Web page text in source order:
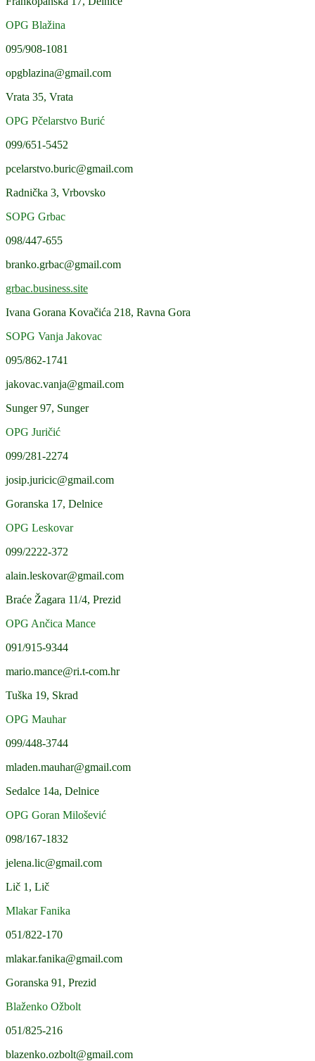
OPG Blažina
095/908-1081
opgblazina@gmail.com
Vrata 35, Vrata
OPG Pčelarstvo Burić
099/651-5452
pcelarstvo.buric@gmail.com
Radnička 3, Vrbovsko
SOPG Grbac
098/447-655
branko.grbac@gmail.com
grbac.business.site
Ivana Gorana Kovačića 218, Ravna Gora
SOPG Vanja Jakovac
095/862-1741
jakovac.vanja@gmail.com
Sunger 97, Sunger
OPG Juričić
099/281-2274
josip.juricic@gmail.com
Goranska 17, Delnice
OPG Leskovar
099/2222-372
alain.leskovar@gmail.com
Braće Žagara 11/4, Prezid
OPG Ančica Mance
091/915-9344
mario.mance@ri.t-com.hr
Tuška 19, Skrad
OPG Mauhar
099/448-3744
mladen.mauhar@gmail.com
Sedalce 14a, Delnice
OPG Goran Milošević
098/167-1832
jelena.lic@gmail.com
Lič 1, Lič
Mlakar Fanika
051/822-170
mlakar.fanika@gmail.com
Goranska 91, Prezid
Blaženko Ožbolt
051/825-216
blazenko.ozbolt@gmail.com